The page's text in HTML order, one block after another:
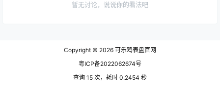
暂无讨论，说说你的看法吧
Copyright © 2026 可乐鸡表盘官网
粤ICP备2022062674号
查询 15 次，耗时 0.2454 秒